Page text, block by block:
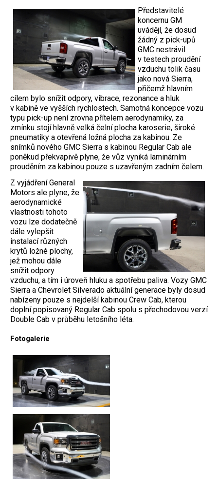
Představitelé
koncernu GM
uvádějí, že dosud
žádný z pick-upů
GMC nestrávil
v testech proudění
vzduchu tolik času
jako nová Sierra,
přičemž hlavním
cílem bylo snížit odpory, vibrace, rezonance a hluk
v kabině ve vyšších rychlostech. Samotná koncepce vozu
typu pick-up není zrovna přítelem aerodynamiky, za
zmínku stojí hlavně velká čelní plocha karoserie, široké
pneumatiky a otevřená ložná plocha za kabinou. Ze
snímků nového GMC Sierra s kabinou Regular Cab ale
poněkud překvapivě plyne, že vůz vyniká laminárním
prouděním za kabinou pouze s uzavřeným zadním čelem.
Z vyjádření General
Motors ale plyne, že
aerodynamické
vlastnosti tohoto
vozu lze dodatečně
dále vylepšit
instalací různých
krytů ložné plochy,
jež mohou dále
snížit odpory
vzduchu, a tím i úroveň hluku a spotřebu paliva. Vozy GMC
Sierra a Chevrolet Silverado aktuální generace byly dosud
nabízeny pouze s nejdelší kabinou Crew Cab, kterou
doplní popisovaný Regular Cab spolu s přechodovou verzí
Double Cab v průběhu letošního léta.
Fotogalerie